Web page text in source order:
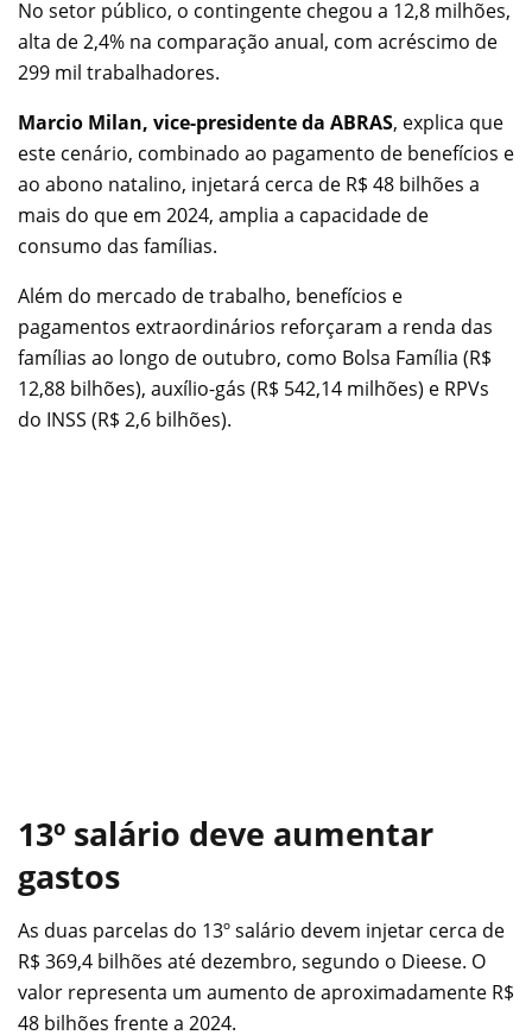
No setor público, o contingente chegou a 12,8 milhões,
alta de 2,4% na comparação anual, com acréscimo de
299 mil trabalhadores.
Marcio Milan, vice-presidente da ABRAS, explica que
este cenário, combinado ao pagamento de benefícios e
ao abono natalino, injetará cerca de R$ 48 bilhões a
mais do que em 2024, amplia a capacidade de
consumo das famílias.
Além do mercado de trabalho, benefícios e
pagamentos extraordinários reforçaram a renda das
famílias ao longo de outubro, como Bolsa Família (R$
12,88 bilhões), auxílio-gás (R$ 542,14 milhões) e RPVs
do INSS (R$ 2,6 bilhões).
13º salário deve aumentar
gastos
As duas parcelas do 13º salário devem injetar cerca de
R$ 369,4 bilhões até dezembro, segundo o Dieese. O
valor representa um aumento de aproximadamente R$
48 bilhões frente a 2024.